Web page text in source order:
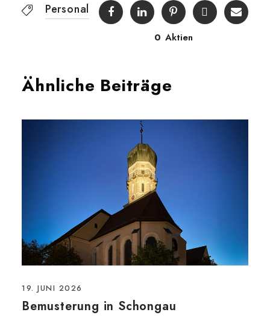
Personal
0 Aktien
Ähnliche Beiträge
19. JUNI 2026
Bemusterung in Schongau